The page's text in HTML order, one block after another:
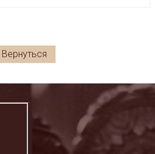
Вернуться